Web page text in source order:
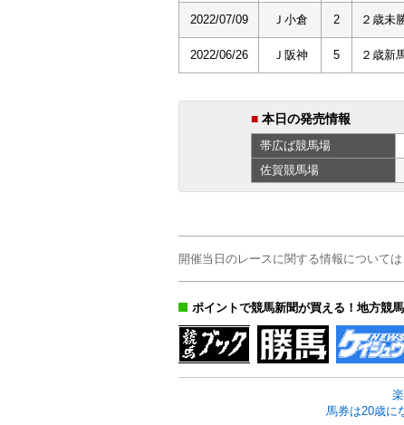
2022/07/09 Ｊ小倉 2 ２歳未
2022/06/26 Ｊ阪神 5 ２歳新
■ 本日の発売情報
帯広ば競馬場
佐賀競馬場
開催当日のレースに関する情報について
ポイントで競馬新聞が買える！地方競
馬券は20歳に